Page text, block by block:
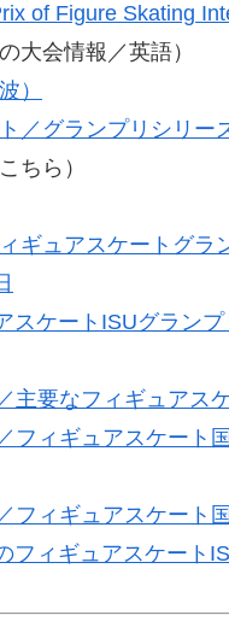
of Figure Skating
大会情報／英語）
）
／グランプリシリー
ちら）
ギュアスケートグラ
スケートISUグラン
主要なフィギュアス
フィギュアスケート
フィギュアスケート
フィギュアスケート